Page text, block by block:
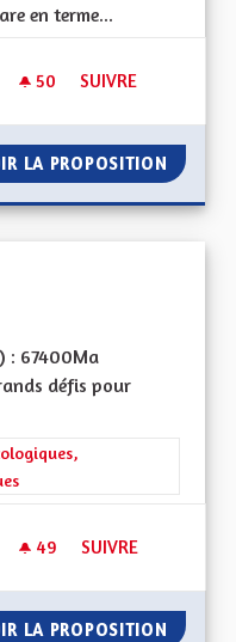
en terme...
50 50 ABONNÉS
SUIVRE
LA PROPOSITION LE
: 67400Ma
défis pour
: Les transitions
49 49 ABONNÉS
SUIVRE
LA PROPOSITION